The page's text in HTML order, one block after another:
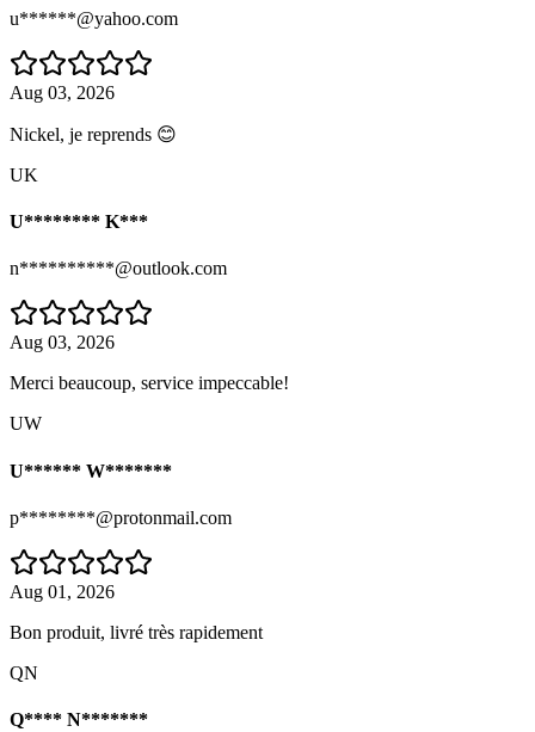
u******@yahoo.com
Aug 03, 2026
Nickel, je reprends 😊
UK
U******** K***
n**********@outlook.com
Aug 03, 2026
Merci beaucoup, service impeccable!
UW
U****** W*******
p********@protonmail.com
Aug 01, 2026
Bon produit, livré très rapidement
QN
Q**** N*******